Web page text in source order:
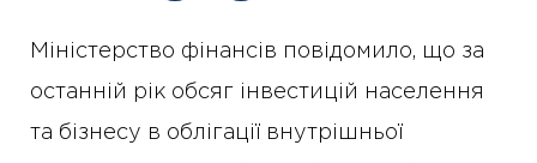
Міністерство фінансів повідомило, що за
останній рік обсяг інвестицій населення
та бізнесу в облігації внутрішньої